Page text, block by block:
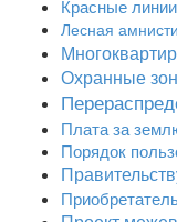
Красные линии
Лесная
Охранные
Плата за
Порядок